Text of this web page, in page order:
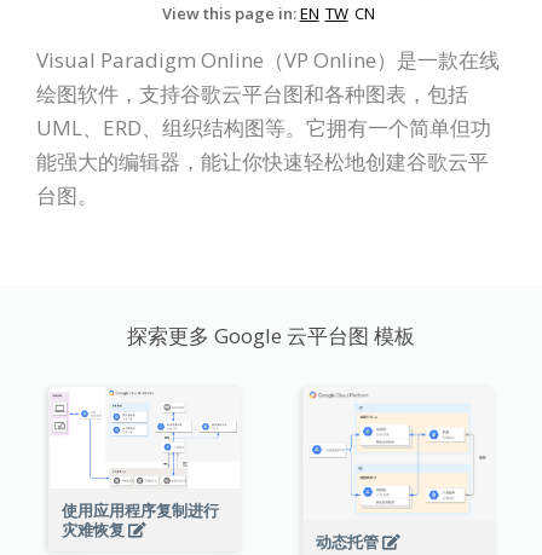
View this page in:EN TW CN
Visual Paradigm Online（VP Online）是一款在线
绘图软件，支持谷歌云平台图和各种图表，包括
UML、ERD、组织结构图等。它拥有一个简单但功
能强大的编辑器，能让你快速轻松地创建谷歌云平
台图。
探索更多 Google 云平台图 模板
使用应用程序复制进行
灾难恢复
动态托管